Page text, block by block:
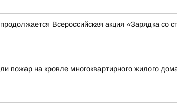
Всероссийская акция «Зарядка со
пожар на кровле многоквартирного жилого